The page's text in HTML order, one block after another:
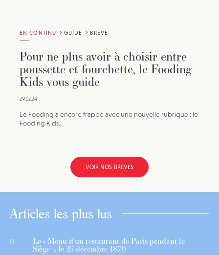
EN CONTINU GUIDE BRÈVE
Pour ne plus avoir à choisir entre
poussette et fourchette, le Fooding
Kids vous guide
29.02.24
Le Fooding a encore frappé avec une nouvelle rubrique : le
Fooding Kids.
VOIR NOS BRÈVES
Articles les plus lus
01 Le « Menu d’un restaurant de Paris pendant le
Siège », le 25 décembre 1870